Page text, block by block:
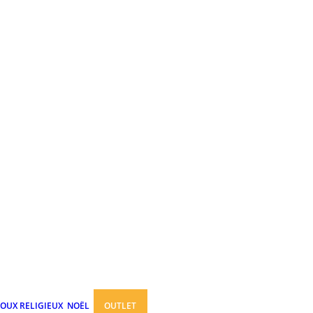
RELIGIEUX NOËL OUTLET